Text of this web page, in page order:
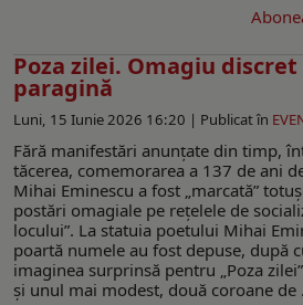
Poza zilei. Omagiu
paragină
Luni, 15 Iunie 2026 16:20 | Publicat în
Fără manifestări anunțate din timp,
tăcerea, comemorarea a 137 de ani
Mihai Eminescu a fost „marcată”
postări omagiale pe rețelele de
locului”. La statuia poetului Mihai
poartă numele au fost depuse, după
imaginea surprinsă pentru „Poza
și unul mai modest, două coroane de